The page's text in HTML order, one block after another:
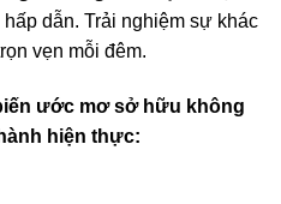
dẫn. Trải nghiệm sự khác
vẹn mỗi đêm.
ước mơ sở hữu không
hiện thực: